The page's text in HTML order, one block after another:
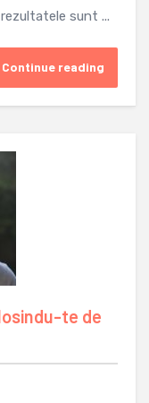
sunt ...
Continue reading
te de